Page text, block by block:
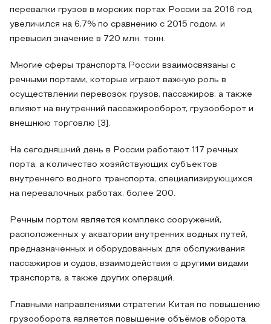
перевалки грузов в морских портах России за 2016 год
увеличился на 6,7% по сравнению с 2015 годом, и
превысил значение в 720 млн. тонн.
Многие сферы транспорта России взаимосвязаны с
речными портами, которые играют важную роль в
осуществлении перевозок грузов, пассажиров, а также
влияют на внутренний пассажирооборот, грузооборот и
внешнюю торговлю [3].
На сегодняшний день в России работают 117 речных
порта, а количество хозяйствующих субъектов
внутреннего водного транспорта, специализирующихся
на перевалочных работах, более 200.
Речным портом является комплекс сооружений,
расположенных у акватории внутренних водных путей,
предназначенных и оборудованных для обслуживания
пассажиров и судов, взаимодействия с другими видами
транспорта, а также других операций.
Главными направлениями стратегии Китая по повышению
грузооборота является повышение объёмов оборота